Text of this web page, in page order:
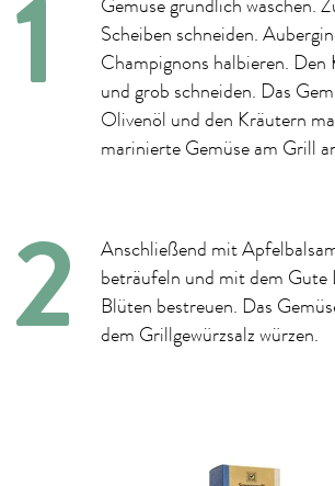
Gemüse gründlich waschen.
Scheiben schneiden.
Champignons halbieren. Den
und grob schneiden. Das
Olivenöl und den Kräutern
marinierte Gemüse am Grill
Anschließend mit
beträufeln und mit dem Gute
Blüten bestreuen. Das
dem Grillgewürzsalz würzen.